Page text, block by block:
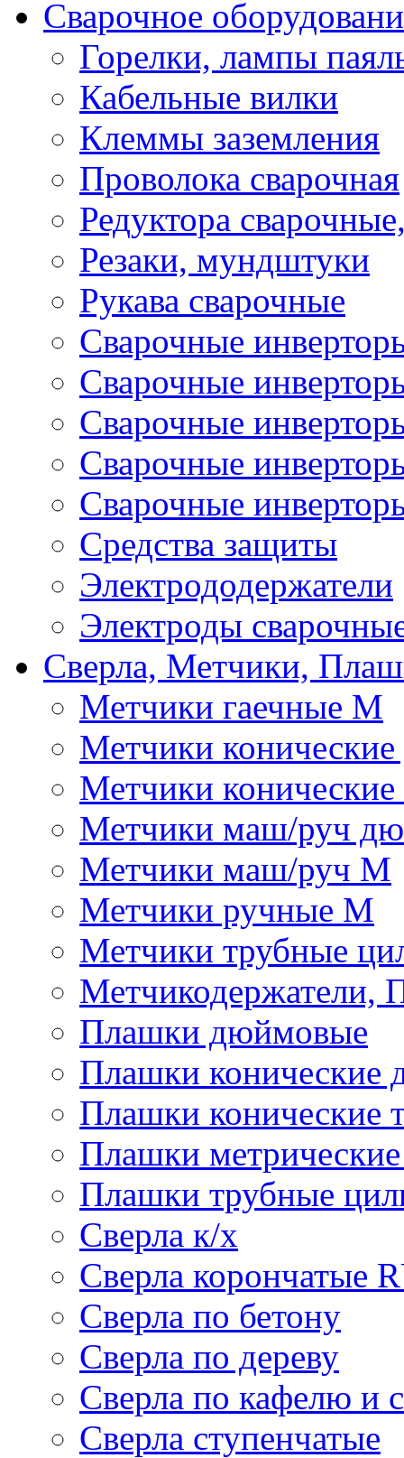
Сварочное
Горелки, лампы
Кабельные вилки
Клеммы заземления
Проволока сварочная
Редуктора
Резаки, мундштуки
Рукава сварочные
Сварочные
Сварочные
Сварочные
Сварочные
Сварочные
Средства защиты
Электрододержатели
Электроды
Сверла, Метчики,
Метчики гаечные М
Метчики
Метчики
Метчики маш/руч
Метчики маш/руч М
Метчики ручные М
Метчики трубные
Метчикодержатели,
Плашки дюймовые
Плашки
Плашки конические
Плашки
Плашки трубные
Сверла к/х
Сверла корончатые
Сверла по бетону
Сверла по дереву
Сверла по кафелю и
Сверла ступенчатые